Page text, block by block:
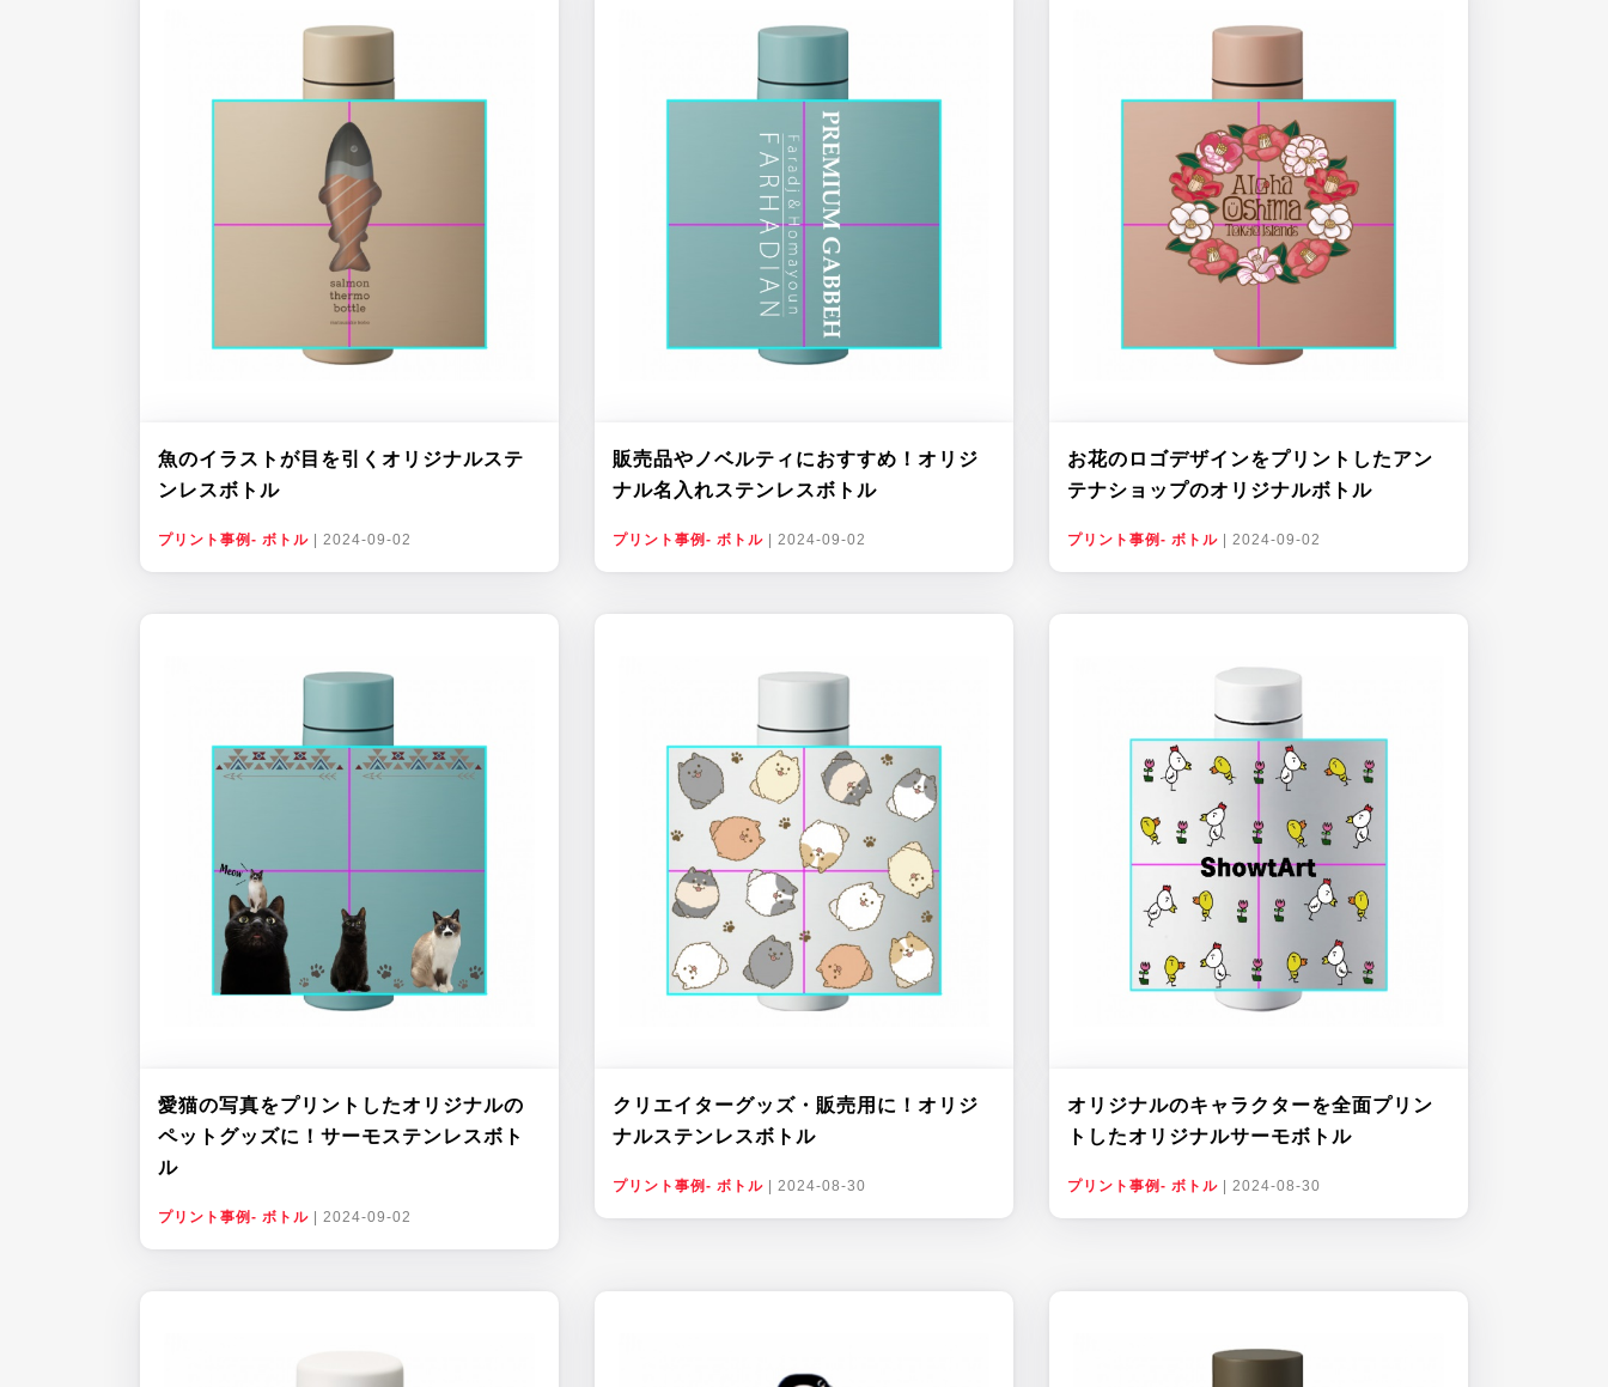
魚のイラストが目を引くオリジナルステ
ンレスボトル
プリント事例- ボトル 2024-09-02
販売品やノベルティにおすすめ！オリジ
ナル名入れステンレスボトル
プリント事例- ボトル 2024-09-02
お花のロゴデザインをプリントしたアン
テナショップのオリジナルボトル
プリント事例- ボトル 2024-09-02
愛猫の写真をプリントしたオリジナルの
ペットグッズに！サーモステンレスボト
ル
プリント事例- ボトル 2024-09-02
クリエイターグッズ・販売用に！オリジ
ナルステンレスボトル
プリント事例- ボトル 2024-08-30
オリジナルのキャラクターを全面プリン
トしたオリジナルサーモボトル
プリント事例- ボトル 2024-08-30